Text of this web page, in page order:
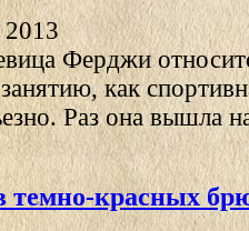
2013
Ферджи
как
Раз она вышла
темно-красных